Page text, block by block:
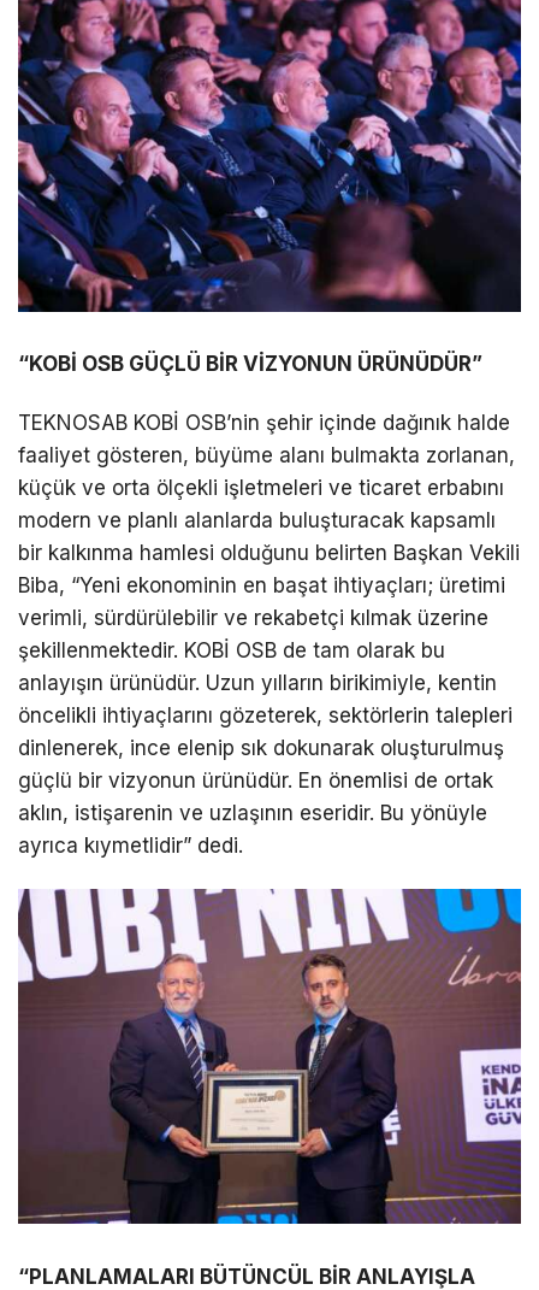
“KOBİ OSB GÜÇLÜ BİR VİZYONUN ÜRÜNÜDÜR”
TEKNOSAB KOBİ OSB’nin şehir içinde dağınık halde
faaliyet gösteren, büyüme alanı bulmakta zorlanan,
küçük ve orta ölçekli işletmeleri ve ticaret erbabını
modern ve planlı alanlarda buluşturacak kapsamlı
bir kalkınma hamlesi olduğunu belirten Başkan Vekili
Biba, “Yeni ekonominin en başat ihtiyaçları; üretimi
verimli, sürdürülebilir ve rekabetçi kılmak üzerine
şekillenmektedir. KOBİ OSB de tam olarak bu
anlayışın ürünüdür. Uzun yılların birikimiyle, kentin
öncelikli ihtiyaçlarını gözeterek, sektörlerin talepleri
dinlenerek, ince elenip sık dokunarak oluşturulmuş
güçlü bir vizyonun ürünüdür. En önemlisi de ortak
aklın, istişarenin ve uzlaşının eseridir. Bu yönüyle
ayrıca kıymetlidir” dedi.
“PLANLAMALARI BÜTÜNCÜL BİR ANLAYIŞLA